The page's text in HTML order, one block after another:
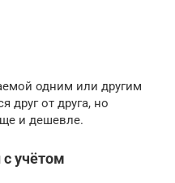
одним или другим
друг от друга, но
и дешевле.
учётом